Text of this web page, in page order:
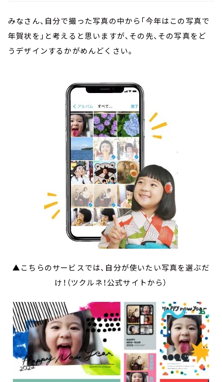
みなさん、自分で撮った写真の中から「今年はこの写真で
年賀状を」と考えると思いますが、その先、その写真をど
うデザインするかがめんどくさい。
▲こちらのサービスでは、自分が使いたい写真を選ぶだ
け！（ツクルネ！公式サイトから）